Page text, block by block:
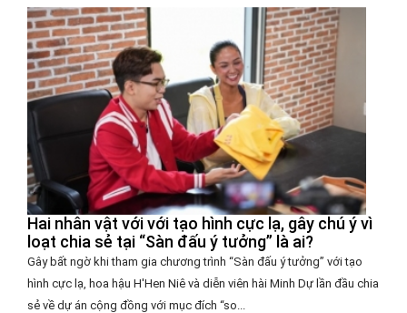
Hai nhân vật với với tạo hình cực lạ, gây chú ý vì
loạt chia sẻ tại “Sàn đấu ý tưởng” là ai?
Gây bất ngờ khi tham gia chương trình “Sàn đấu ý tưởng” với tạo
hình cực lạ, hoa hậu H'Hen Niê và diễn viên hài Minh Dự lần đầu chia
sẻ về dự án cộng đồng với mục đích “so...